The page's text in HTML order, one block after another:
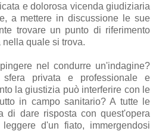
e dolorosa vicenda giudiziaria
a mettere in discussione le sue
trovare un punto di riferimento
quale si trova.
nel condurre un'indagine?
privata e professionale e
la giustizia può interferire con le
in campo sanitario? A tutte le
di dare risposta con quest'opera
d'un fiato, immergendosi